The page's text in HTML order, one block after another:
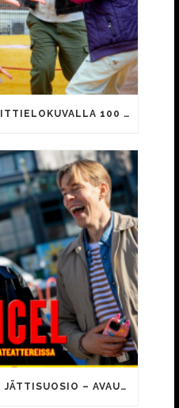
SOMEAJAN CANCEL-HITTIELOKUVALLA 100 000 KATSOJAA!
CANCEL-ELOKUVALLE JÄTTISUOSIO – AVAUSPÄIVÄNÄ JO 15 492 KATSOJAA!